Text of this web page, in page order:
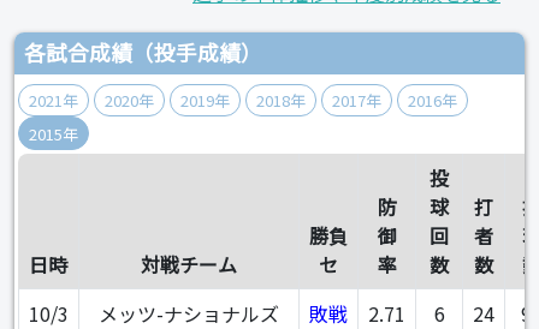
各試合成績（投手成績）
2021年 2020年 2019年 2018年 2017年
2016年
2015年
日時 対戦チーム
勝負
セ
防
御
率
投
球
回
数
打
者
数
10/3
メッツ-ナショナルズ 敗戦 2.71 6 24